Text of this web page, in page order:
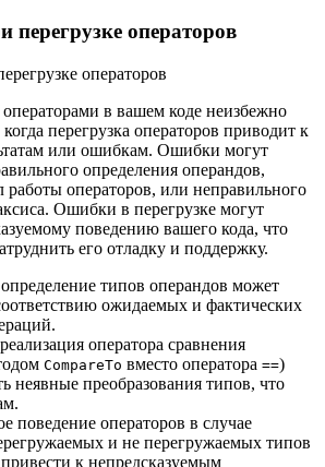
операторов
в вашем коде неизбежно
перегрузка операторов приводит к
или ошибкам. Ошибки могут
определения операндов,
операторов, или неправильного
Ошибки в перегрузке могут
поведению вашего кода, что
его отладку и поддержку.
типов операндов может
ожидаемых и фактических
оператора сравнения
CompareTo вместо оператора ==)
неявные преобразования типов, что
поведение операторов в случае
и не перегружаемых типов
к непредсказуемым